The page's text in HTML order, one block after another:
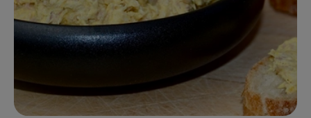
Kochen & Backen
Naturkost